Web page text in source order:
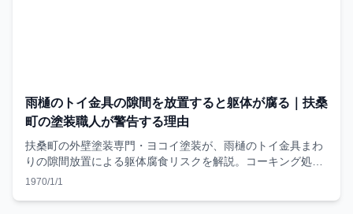
雨樋のトイ金具の隙間を放置すると躯体が腐る｜扶桑
町の塗装職人が警告する理由
扶桑町の外壁塗装専門・ヨコイ塗装が、雨樋のトイ金具まわ
りの隙間放置による躯体腐食リスクを解説。コーキング処理
の手順と費用の目安も紹介。
1970/1/1